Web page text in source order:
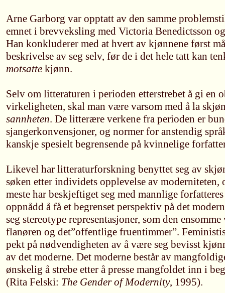
Arne Garborg var opptatt av den samme
emnet i brevveksling med Victoria Benedictsson
Han konkluderer med at hvert av kjønnene først
beskrivelse av seg selv, før de i det hele tatt kan
motsatte kjønn.
Selv om litteraturen i perioden etterstrebet å gi en
virkeligheten, skal man være varsom med å la
sannheten. De litterære verkene fra perioden er
sjangerkonvensjoner, og normer for anstendig
kanskje spesielt begrensende på kvinnelige
Likevel har litteraturforskning benyttet seg av
søken etter individets opplevelse av
meste har beskjeftiget seg med mannlige
oppnådd å få et begrenset perspektiv på det
seg stereotype representasjoner, som den
flanøren og det”offentlige fruentimmer”.
pekt på nødvendigheten av å være seg bevisst
av det moderne. Det moderne består av
ønskelig å strebe etter å presse mangfoldet inn i
(Rita Felski: The Gender of Modernity, 1995).